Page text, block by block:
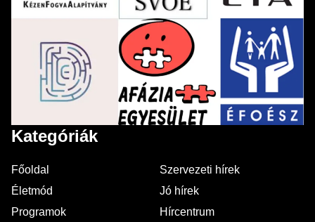
Kategóriák
Főoldal
Szervezeti hírek
Életmód
Jó hírek
Programok
Hírcentrum